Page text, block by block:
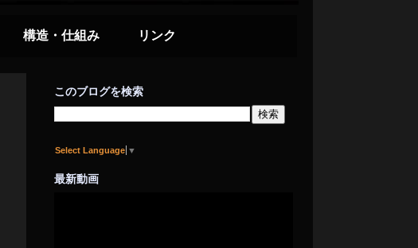
構造・仕組み リンク
このブログを検索
Select Language ▼
最新動画